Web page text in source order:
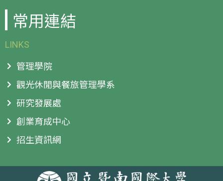
常用連結
LINKS
管理學院
觀光休閒與餐旅管理學系
研究發展處
創業育成中心
招生資訊網